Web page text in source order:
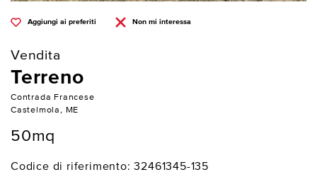
Aggiungi ai preferiti Non mi interessa
Vendita
Terreno
Contrada Francese
Castelmola, ME
50mq
Codice di riferimento: 32461345-135